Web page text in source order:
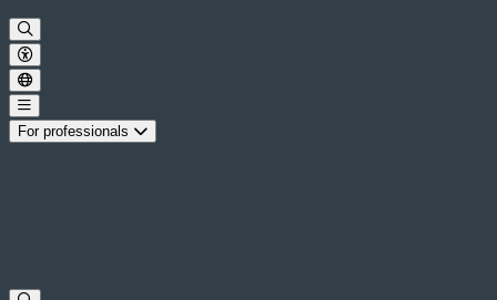
For professionals